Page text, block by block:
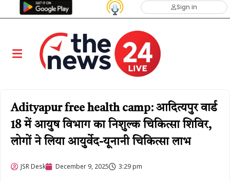
Sign in
Adityapur free health camp: आदित्यपुर वार्ड
18 में आयुष विभाग का निशुल्क चिकित्सा शिविर,
लोगों ने लिया आयुर्वेद-यूनानी चिकित्सा लाभ
JSR Desk December 9, 2025 3:29 pm